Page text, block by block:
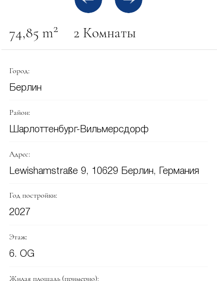
74,85 m2 2 Комнаты
Город:
Берлин
Район:
Шарлоттенбург-Вильмерсдорф
Адрес:
Lewishamstraße 9, 10629 Берлин, Германия
Год постройки:
2027
Этаж:
6. OG
Жилая площадь (примерно):